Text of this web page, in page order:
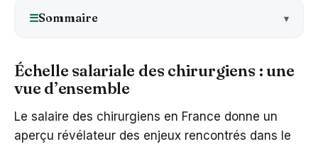
☰Sommaire
Échelle salariale des chirurgiens : une
vue d’ensemble
Le salaire des chirurgiens en France donne un
aperçu révélateur des enjeux rencontrés dans le